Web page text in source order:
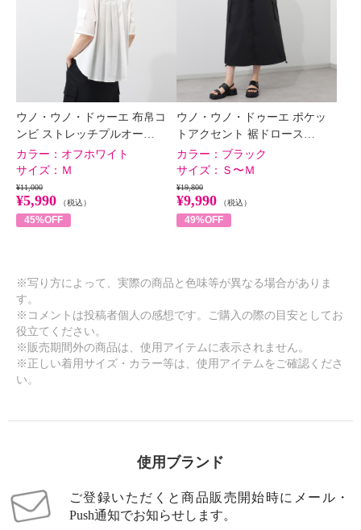
ウノ・ウノ・ドゥーエ 布帛コ
ンビ ストレッチプルオー…
カラー： オフホワイト
サイズ： Ｍ
¥11,000
¥5,990 （税込）
45%OFF
ウノ・ウノ・ドゥーエ ポケッ
トアクセント 裾ドロース…
カラー： ブラック
サイズ： Ｓ〜Ｍ
¥19,800
¥9,990 （税込）
49%OFF
※写り方によって、実際の商品と色味等が異なる場合がありま
す。
※コメントは投稿者個人の感想です。ご購入の際の目安としてお
役立てください。
※販売期間外の商品は、使用アイテムに表示されません。
※正しい着用サイズ・カラー等は、使用アイテムをご確認くださ
い。
使用ブランド
ご登録いただくと商品販売開始時にメール・
Push通知でお知らせします。